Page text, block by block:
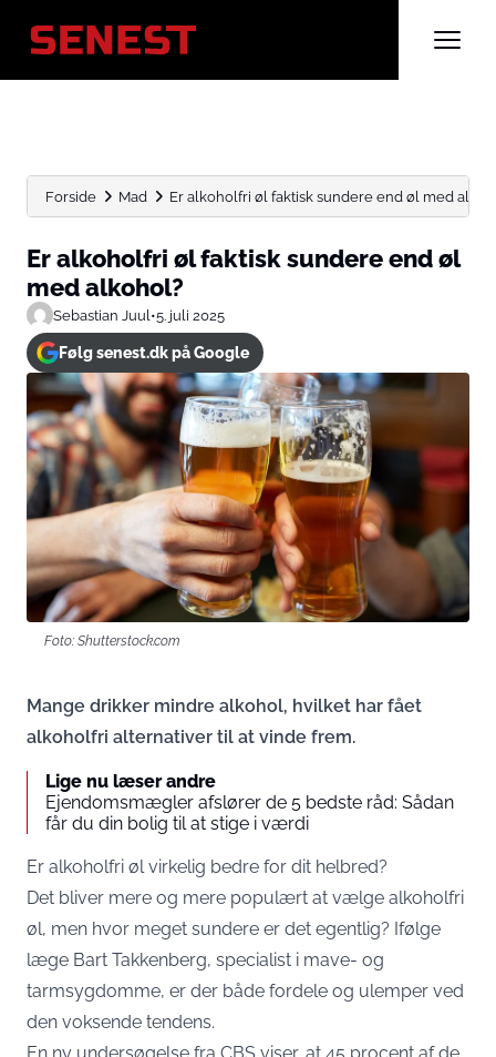
Forside Mad Er alkoholfri øl faktisk sundere end øl med
Er alkoholfri øl faktisk sundere end øl
med alkohol?
Sebastian Juul •5. juli 2025
Følg senest.dk på Google
Foto: Shutterstock.com
Mange drikker mindre alkohol, hvilket har fået
alkoholfri alternativer til at vinde frem.
Lige nu læser andre
Ejendomsmægler afslører de 5 bedste råd: Sådan
får du din bolig til at stige i værdi
Er alkoholfri øl virkelig bedre for dit helbred?
Det bliver mere og mere populært at vælge alkoholfri
øl, men hvor meget sundere er det egentlig? Ifølge
læge Bart Takkenberg, specialist i mave- og
tarmsygdomme, er der både fordele og ulemper ved
den voksende tendens.